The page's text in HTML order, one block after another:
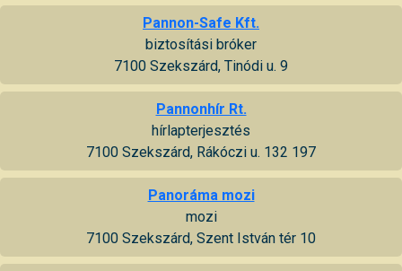
Pannon-Safe Kft.
biztosítási bróker
7100 Szekszárd, Tinódi u. 9
Pannonhír Rt.
hírlapterjesztés
7100 Szekszárd, Rákóczi u. 132 197
Panoráma mozi
mozi
7100 Szekszárd, Szent István tér 10